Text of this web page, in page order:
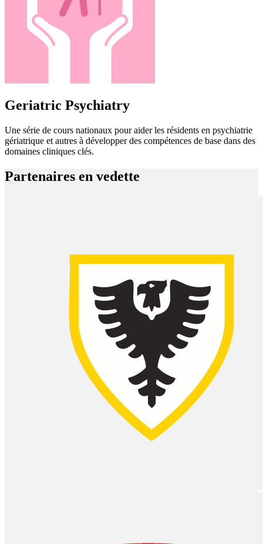
Geriatric Psychiatry
Une série de cours nationaux pour aider les résidents en psychiatrie
gériatrique et autres à développer des compétences de base dans des
domaines cliniques clés.
Partenaires en vedette